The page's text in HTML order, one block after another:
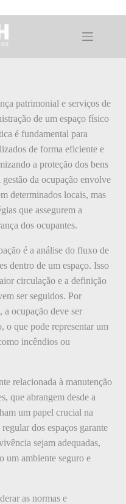
patrimonial e serviços de
de um espaço físico
é fundamental para
de forma eficiente e
a proteção dos bens
gestão da ocupação envolve
determinados locais, mas
que assegurem a
dos ocupantes.
é a análise do fluxo de
dentro de um espaço. Isso
circulação e a definição
ser seguidos. Por
ocupação deve ser
o que pode representar um
incêndios ou
relacionada à manutenção
que abrangem desde a
um papel crucial na
dos espaços garante
sejam adequadas,
um ambiente seguro e
as normas e